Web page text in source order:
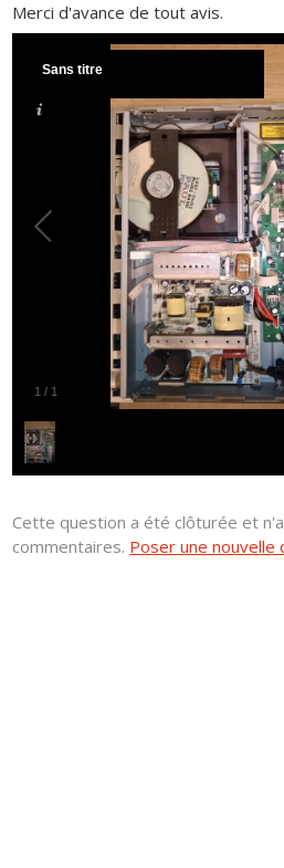
Merci d'avance de tout avis.
1 / 1
Sans titre
Cette question a été clôturée et
commentaires. Poser une nouvelle